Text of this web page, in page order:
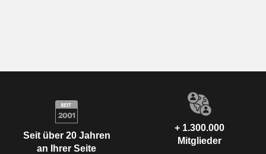
Seit über 20 Jahren
an Ihrer Seite
+ 1.300.000
Mitglieder